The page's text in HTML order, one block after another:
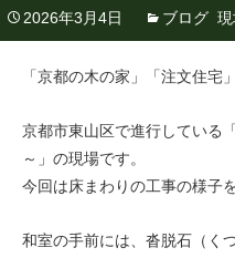
2026年3月4日 ブログ
「京都の木の家」「注文住宅
京都市東山区で進行している
～」の現場です。
今回は床まわりの工事の様子
和室の手前には、沓脱石（く